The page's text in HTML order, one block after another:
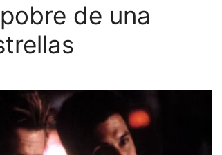
de una